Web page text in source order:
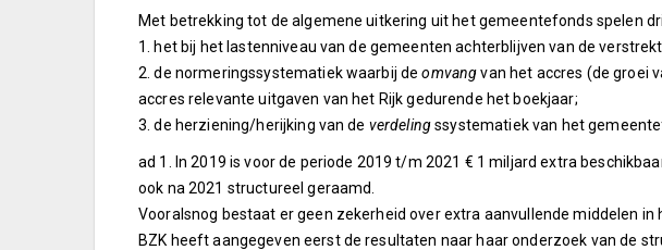
Met betrekking tot de algemene uitkering uit het gemeentefonds spelen
1. het bij het lastenniveau van de gemeenten achterblijven van de
2. de normeringssystematiek waarbij deomvang van het accres (de groei
accres relevante uitgaven van het Rijk gedurende het boekjaar;
3. de herziening/herijking van de verdelingssystematiek van het
ad 1. In 2019 is voor de periode 2019 t/m 2021 € 1 miljard extra
ook na 2021 structureel geraamd.
Vooralsnog bestaat er geen zekerheid over extra aanvullende middelen
BZK heeft aangegeven eerst de resultaten naar haar onderzoek van de